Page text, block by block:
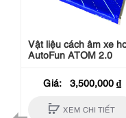
Vật liệu cách âm xe
AutoFun ATOM 2.0
Giá: 3,500,000 ₫
XEM CHI TIẾT